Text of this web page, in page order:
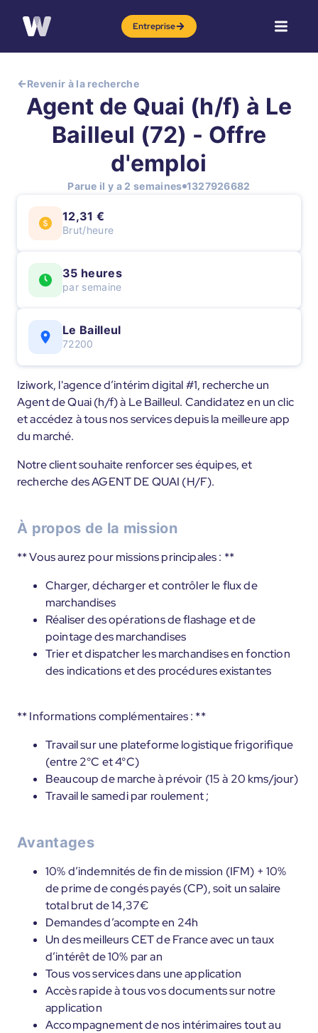
Entreprise
Revenir à la recherche
Agent de Quai (h/f) à Le
Bailleul (72) - Offre
d'emploi
Parue il y a 2 semaines 1327926682
12,31 €
Brut/heure
35 heures
par semaine
Le Bailleul
72200
Iziwork, l'agence d’intérim digital #1, recherche un
Agent de Quai (h/f) à Le Bailleul. Candidatez en un clic
et accédez à tous nos services depuis la meilleure app
du marché.
Notre client souhaite renforcer ses équipes, et
recherche des AGENT DE QUAI (H/F).
À propos de la mission
** Vous aurez pour missions principales : **
Charger, décharger et contrôler le flux de
marchandises
Réaliser des opérations de flashage et de
pointage des marchandises
Trier et dispatcher les marchandises en fonction
des indications et des procédures existantes
** Informations complémentaires : **
Travail sur une plateforme logistique frigorifique
(entre 2°C et 4°C)
Beaucoup de marche à prévoir (15 à 20 kms/jour)
Travail le samedi par roulement ;
Avantages
10% d’indemnités de fin de mission (IFM) + 10%
de prime de congés payés (CP), soit un salaire
total brut de 14,37€
Demandes d’acompte en 24h
Un des meilleurs CET de France avec un taux
d’intérêt de 10% par an
Tous vos services dans une application
Accès rapide à tous vos documents sur notre
application
Accompagnement de nos intérimaires tout au